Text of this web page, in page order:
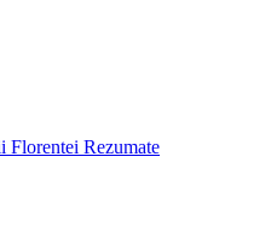
Florentei Rezumate